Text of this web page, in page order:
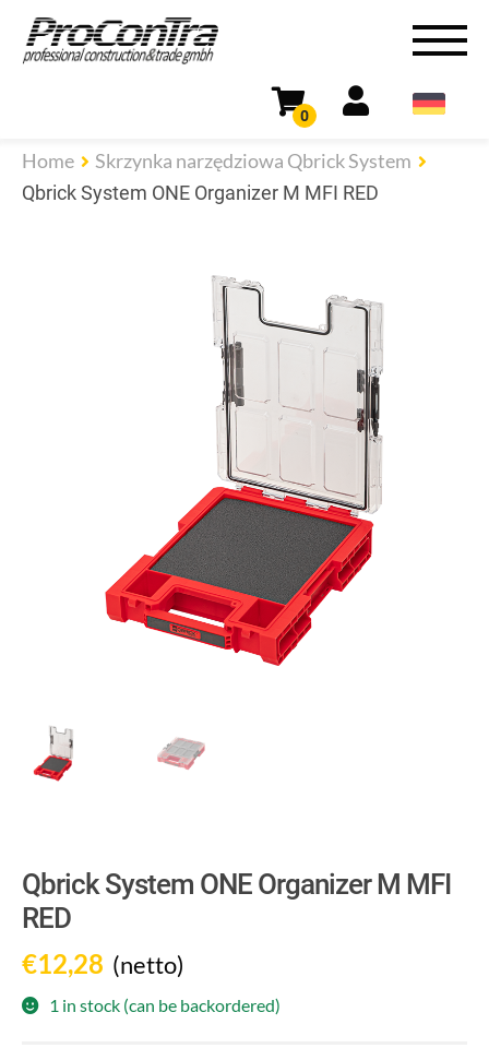
0
Home Skrzynka narzędziowa Qbrick System
Qbrick System ONE Organizer M MFI RED
Qbrick System ONE Organizer M MFI
RED
€12,28 (netto)
1 in stock (can be backordered)